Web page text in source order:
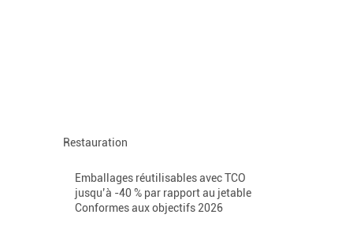
Restauration
Emballages réutilisables avec TCO
jusqu’à -40 % par rapport au jetable
Conformes aux objectifs 2026